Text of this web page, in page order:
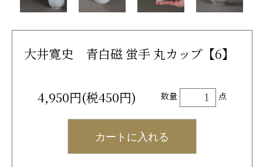
大井寛史 青白磁 蛍手 丸カップ【6】
4,950円(税450円) 数量 点
カートに入れる